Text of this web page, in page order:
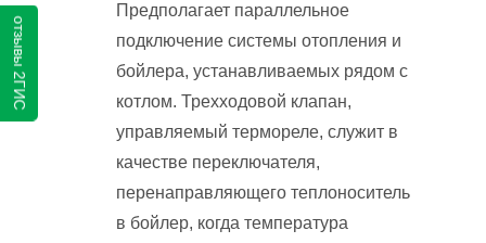
Предполагает параллельное
подключение системы отопления и
бойлера, устанавливаемых рядом с
котлом. Трехходовой клапан,
управляемый термореле, служит в
качестве переключателя,
перенаправляющего теплоноситель
в бойлер, когда температура
отзывы 2ГИС